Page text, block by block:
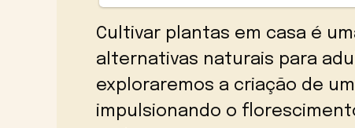
Cultivar plantas em casa é
alternativas naturais para
exploraremos a criação de
impulsionando o